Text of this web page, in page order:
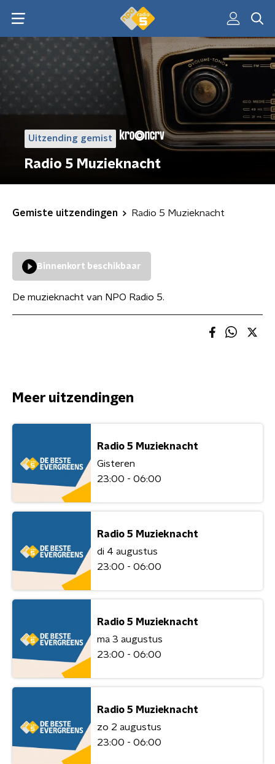
Uitzending gemist
Radio 5 Muzieknacht
Gemiste uitzendingen Radio 5 Muzieknacht
Binnenkort beschikbaar
De muzieknacht van NPO Radio 5.
Meer uitzendingen
Radio 5 Muzieknacht
Gisteren
23:00 - 06:00
Radio 5 Muzieknacht
di 4 augustus
23:00 - 06:00
Radio 5 Muzieknacht
ma 3 augustus
23:00 - 06:00
Radio 5 Muzieknacht
zo 2 augustus
23:00 - 06:00